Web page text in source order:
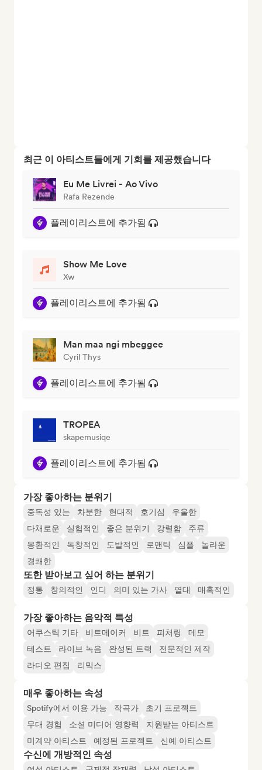
최근 이 아티스트들에게 기회를 제공했습니다
Eu Me Livrei - Ao Vivo
Rafa Rezende
플레이리스트에 추가됨
Show Me Love
Xw
플레이리스트에 추가됨
Man maa ngi mbeggee
Cyril Thys
플레이리스트에 추가됨
TROPEA
skapemusiqe
플레이리스트에 추가됨
가장 좋아하는 분위기
중독성 있는 차분한 현대적 호기심
우울한
다채로운
실험적인 좋은 분위기 강렬함
주류
몽환적인
독창적인 도발적인 로맨틱 심플
놀라운
경쾌한
또한 받아보고 싶어 하는 분위기
정통 창의적인 인디 의미 있는 가사 열대 매혹적인
가장 좋아하는 음악적 특성
어쿠스틱 기타 비트메이커 비트 피처링
데모
테스트
라이브 녹음 완성된 트랙
전문적인 제작
라디오 편집
리믹스
매우 좋아하는 속성
Spotify에서 이용 가능 작곡가
초기 프로젝트
무대 경험
소셜 미디어 영향력
지원받는 아티스트
미계약 아티스트
예정된 프로젝트 신예 아티스트
수신에 개방적인 속성